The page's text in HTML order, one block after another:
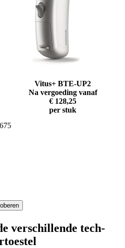
Vitus+ BTE-UP2
Na vergoeding vanaf
€ 128,25
per stuk
verschillende tech-